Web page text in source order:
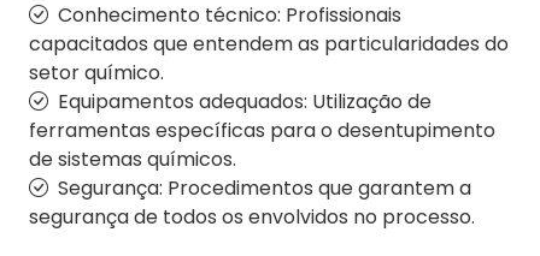
Conhecimento técnico: Profissionais
capacitados que entendem as particularidades do
setor químico.
Equipamentos adequados: Utilização de
ferramentas específicas para o desentupimento
de sistemas químicos.
Segurança: Procedimentos que garantem a
segurança de todos os envolvidos no processo.